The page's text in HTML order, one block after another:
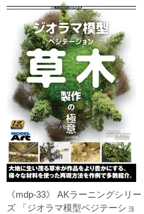
《mdp-33》 AKラーニングシリー
ズ 「ジオラマ模型ベジテーショ